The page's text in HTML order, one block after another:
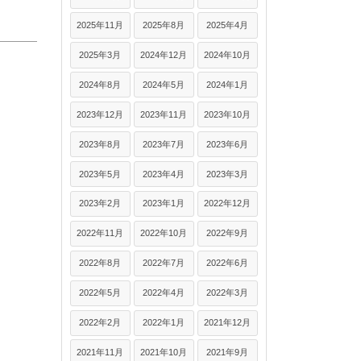
2025年11月 2025年8月 2025年4月
2025年3月 2024年12月 2024年10月
2024年8月 2024年5月 2024年1月
2023年12月 2023年11月 2023年10月
2023年8月 2023年7月 2023年6月
2023年5月 2023年4月 2023年3月
2023年2月 2023年1月 2022年12月
2022年11月 2022年10月 2022年9月
2022年8月 2022年7月 2022年6月
2022年5月 2022年4月 2022年3月
2022年2月 2022年1月 2021年12月
2021年11月 2021年10月 2021年9月